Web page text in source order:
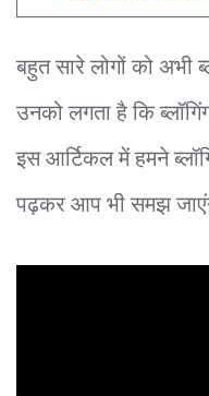
बहुत सारे लोगों को अभी
उनको लगता है कि
इस आर्टिकल में हमने
पढ़कर आप भी समझ